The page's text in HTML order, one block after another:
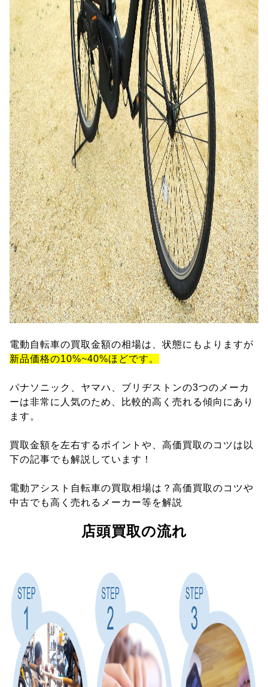
電動自転車の買取金額の相場は、状態にもよりますが
新品価格の10%~40%ほどです。
パナソニック、ヤマハ、ブリヂストンの3つのメーカ
ーは非常に人気のため、比較的高く売れる傾向にあり
ます。
買取金額を左右するポイントや、高価買取のコツは以
下の記事でも解説しています！
電動アシスト自転車の買取相場は？高価買取のコツや
中古でも高く売れるメーカー等を解説
店頭買取の流れ